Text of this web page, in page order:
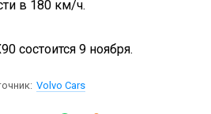
в 180 км/ч.
состоится 9 ноября.
Volvo Cars